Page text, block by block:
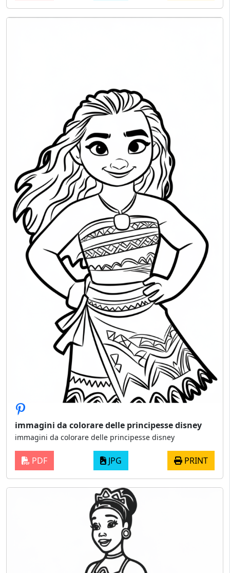
immagini da colorare delle principesse disney
immagini da colorare delle principesse disney
PDF JPG PRINT